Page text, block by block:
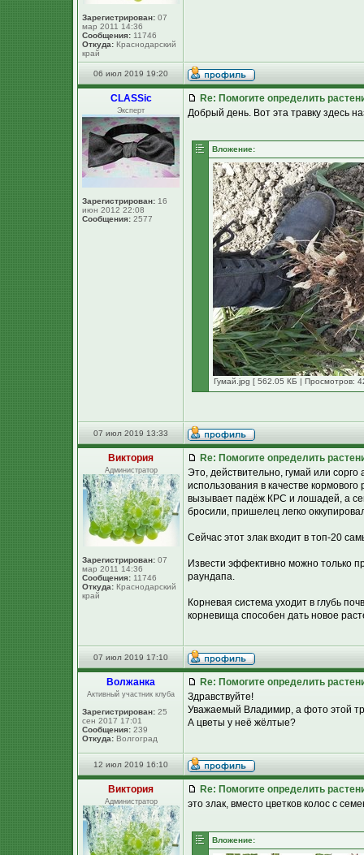
Зарегистрирован: 07
мар 2011 14:36
Сообщения: 11746
Откуда: Краснодарский
край
06 июл 2019 19:20
CLASSic
Эксперт
Зарегистрирован: 16
июн 2012 22:08
Сообщения: 2577
Re: Помогите определить
Добрый день. Вот эта травку здесь
Вложение:
Гумай.jpg [ 562.05 КБ | Просмотров:
07 июл 2019 13:33
Виктория
Администратор
Зарегистрирован: 07
мар 2011 14:36
Сообщения: 11746
Откуда: Краснодарский
край
Re: Помогите определить
Это, действительно, гумай или
использования в качестве
вызывает падёж КРС и лошадей, а
бросили, пришелец легко
Сейчас этот злак входит в топ-20
Извести эффективно можно только
раундапа.
Корневая система уходит в глубь
корневища способен дать новое
07 июл 2019 17:10
Волжанка
Активный участник клуба
Зарегистрирован: 25
сен 2017 17:01
Сообщения: 239
Откуда: Волгоград
Re: Помогите определить
Здравствуйте!
Уважаемый Владимир, а фото этой
А цветы у неё жёлтые?
12 июл 2019 16:10
Виктория
Администратор
Re: Помогите определить
это злак, вместо цветков колос с
Вложение: